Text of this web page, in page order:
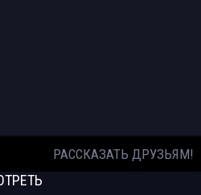
РАССКАЗАТЬ ДРУЗЬЯМ!